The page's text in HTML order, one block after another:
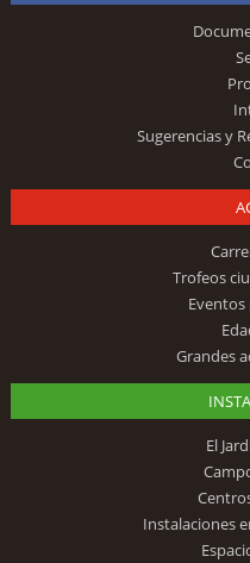
Sugerencias y
Trofeos
Grandes
El
Instalaciones